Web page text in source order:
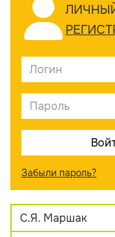
Забыли пароль?
С.Я. Маршак